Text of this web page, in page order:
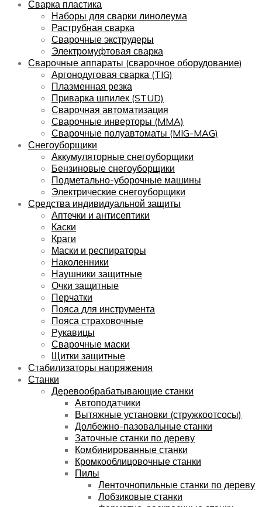
Сварка пластика
Наборы для сварки линолеума
Раструбная сварка
Сварочные экструдеры
Электромуфтовая сварка
Сварочные аппараты (сварочное оборудование)
Аргонодуговая сварка (TIG)
Плазменная резка
Приварка шпилек (STUD)
Сварочная автоматизация
Сварочные инверторы (MMA)
Сварочные полуавтоматы (MIG-MAG)
Снегоуборщики
Аккумуляторные снегоуборщики
Бензиновые снегоуборщики
Подметально-уборочные машины
Электрические снегоуборщики
Средства индивидуальной защиты
Аптечки и антисептики
Каски
Краги
Маски и респираторы
Наколенники
Наушники защитные
Очки защитные
Перчатки
Пояса для инструмента
Пояса страховочные
Рукавицы
Сварочные маски
Щитки защитные
Стабилизаторы напряжения
Станки
Деревообрабатывающие станки
Автоподатчики
Вытяжные установки (стружкоотсосы)
Долбежно-пазовальные станки
Заточные станки по дереву
Комбинированные станки
Кромкооблицовочные станки
Пилы
Ленточнопильные станки по дереву
Лобзиковые станки